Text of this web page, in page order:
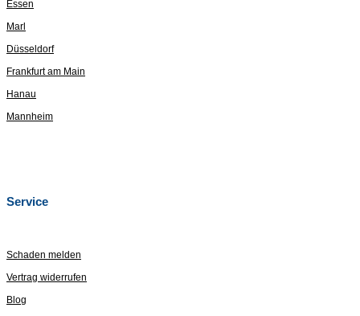
Essen
Marl
Düsseldorf
Frankfurt am Main
Hanau
Mannheim
Service
Schaden melden
Vertrag widerrufen
Blog